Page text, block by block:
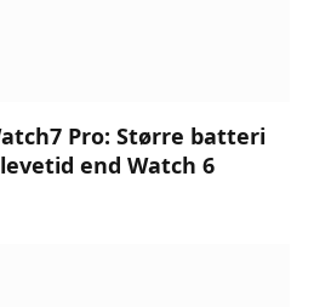
Pro: Større batteri
end Watch 6